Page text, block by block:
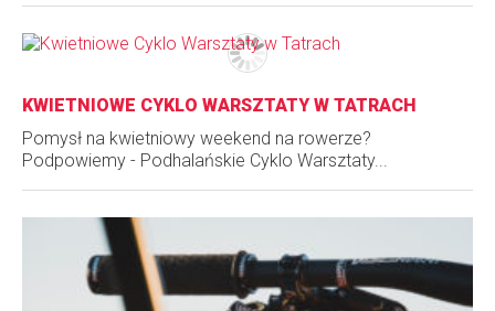
KWIETNIOWE CYKLO WARSZTATY W TATRACH
Pomysł na kwietniowy weekend na rowerze?
Podpowiemy - Podhalańskie Cyklo Warsztaty...